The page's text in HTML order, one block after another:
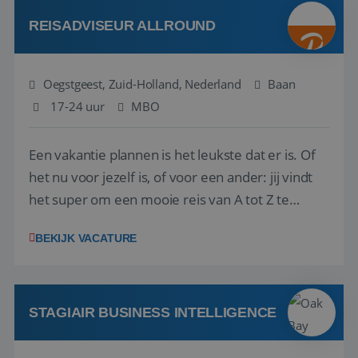
REISADVISEUR ALLROUND
Oegstgeest, Zuid-Holland, Nederland
Baan
17-24 uur
MBO
Een vakantie plannen is het leukste dat er is. Of
het nu voor jezelf is, of voor een ander: jij vindt
het super om een mooie reis van A tot Z te
vakantiegangers de meest prachtige plekjes op
werken: of het nu gaat om vragen ...
BEKIJK VACATURE
STAGIAIR BUSINESS INTELLIGENCE